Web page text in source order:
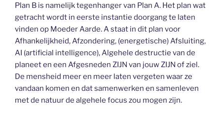
Plan B is namelijk tegenhanger van Plan A. Het plan wat
getracht wordt in eerste instantie doorgang te laten
vinden op Moeder Aarde. A staat in dit plan voor
Afhankelijkheid, Afzondering, (energetische) Afsluiting,
AI (artificial intelligence), Algehele destructie van de
planeet en een Afgesneden ZIJN van jouw ZIJN of ziel.
De mensheid meer en meer laten vergeten waar ze
vandaan komen en dat samenwerken en samenleven
met de natuur de algehele focus zou mogen zijn.